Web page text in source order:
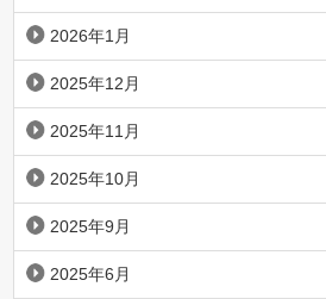
2026年1月
2025年12月
2025年11月
2025年10月
2025年9月
2025年6月